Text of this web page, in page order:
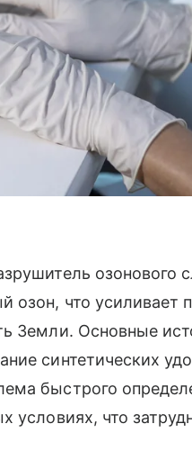
озонового
озон, что усиливает
Земли. Основные
синтетических
быстрого
условиях, что